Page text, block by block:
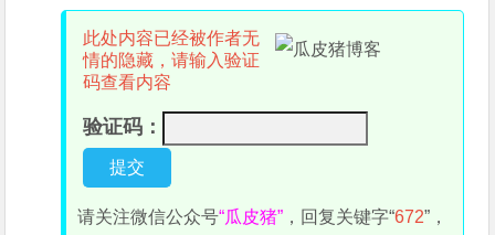
此处内容已经被作者无
情的隐藏，请输入验证
码查看内容
验证码：
请关注微信公众号“瓜皮猪” ，回复关键字“672”，